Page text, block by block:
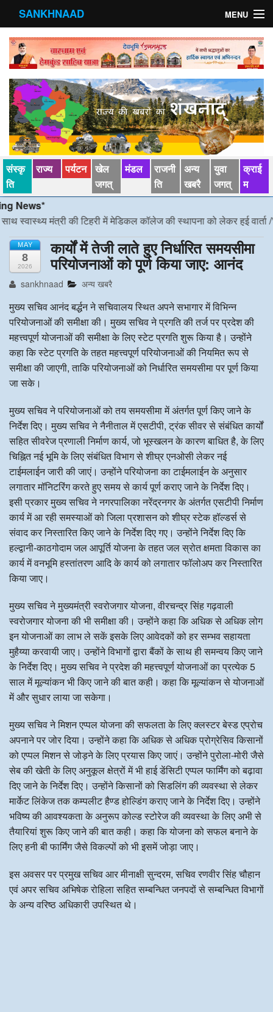
SANKHNAAD MENU
मुख्य पृष्ठ
राज्य
मंडल
संस्कृति
खेल जगत्
पर्यटन
पड़ोसी राज्य
स्वास्‍थ्य
देश विदेश
संस्कृ
ति
राज्य पर्यटन खेल
जगत्
मंडल
राजनी
ति
अन्य
खबरै
युवा
जगत्
क्राई
म
मंत्री की टिहरी में मेडिकल कॉलेज की स्थापना को लेकर हुई वार्ता/*/
MAY
8
2026
कार्यों में तेजी लाते हुए निर्धारित समयसीमा
परियोजनाओं को पूर्ण किया जाए: आनंद
sankhnaad अन्य खबरै
मुख्य सचिव आनंद बर्द्धन ने सचिवालय स्थित अपने सभागार में विभिन्न
परियोजनाओं की समीक्षा की। मुख्य सचिव ने प्रगति की तर्ज पर प्रदेश की
महत्त्वपूर्ण योजनाओं की समीक्षा के लिए स्टेट प्रगति शुरू किया है। उन्होंने
कहा कि स्टेट प्रगति के तहत महत्त्वपूर्ण परियोजनाओं की नियमित रूप से
समीक्षा की जाएगी, ताकि परियोजनाओं को निर्धारित समयसीमा पर पूर्ण किया
जा सके।
मुख्य सचिव ने परियोजनाओं को तय समयसीमा में अंतर्गत पूर्ण किए जाने के
निर्देश दिए। मुख्य सचिव ने नैनीताल में एसटीपी, ट्रंक सीवर से संबंधित कार्यों
सहित सीवरेज प्रणाली निर्माण कार्य, जो भूस्खलन के कारण बाधित है, के लिए
चिह्नित नई भूमि के लिए संबंधित विभाग से शीघ्र एनओसी लेकर नई
टाईमलाईन जारी की जाएं। उन्होंने परियोजना का टाईमलाईन के अनुसार
लगातार मॉनिटरिंग करते हुए समय से कार्य पूर्ण कराए जाने के निर्देश दिए।
इसी प्रकार मुख्य सचिव ने नगरपालिका नरेंद्रनगर के अंतर्गत एसटीपी निर्माण
कार्य में आ रही समस्याओं को जिला प्रशासन को शीघ्र स्टेक हॉल्डर्स से
संवाद कर निस्तारित किए जाने के निर्देश दिए गए। उन्होंने निर्देश दिए कि
हल्द्वानी-काठगोदाम जल आपूर्ति योजना के तहत जल स्रोत क्षमता विकास का
कार्य में वनभूमि हस्तांतरण आदि के कार्य को लगातार फॉलोअप कर निस्तारित
किया जाए।
मुख्य सचिव ने मुख्यमंत्री स्वरोजगार योजना, वीरचन्द्र सिंह गढ़वाली
स्वरोजगार योजना की भी समीक्षा की। उन्होंने कहा कि अधिक से अधिक लोग
इन योजनाओं का लाभ ले सकें इसके लिए आवेदकों को हर सम्भव सहायता
मुहैय्या करवायी जाए। उन्होंने विभागों द्वारा बैंकों के साथ ही समन्वय किए जाने
के निर्देश दिए। मुख्य सचिव ने प्रदेश की महत्त्वपूर्ण योजनाओं का प्रत्येक 5
साल में मूल्यांकन भी किए जाने की बात कही। कहा कि मूल्यांकन से योजनाओं
में और सुधार लाया जा सकेगा।
मुख्य सचिव ने मिशन एप्पल योजना की सफलता के लिए क्लस्टर बेस्ड एप्रोच
अपनाने पर जोर दिया। उन्होंने कहा कि अधिक से अधिक प्रोग्रेसिव किसानों
को एप्पल मिशन से जोड़ने के लिए प्रयास किए जाएं। उन्होंने पुरोला-मोरी जैसे
सेब की खेती के लिए अनुकूल क्षेत्रों में भी हाई डेंसिटी एप्पल फार्मिंग को बढ़ावा
दिए जाने के निर्देश दिए। उन्होंने किसानों को सिडलिंग की व्यवस्था से लेकर
मार्केट लिंकेज तक कम्पलीट हैण्ड होल्डिंग कराए जाने के निर्देश दिए। उन्होंने
भविष्य की आवश्यकता के अनुरूप कोल्ड स्टोरेज की व्यवस्था के लिए अभी से
तैयारियां शुरू किए जाने की बात कही। कहा कि योजना को सफल बनाने के
लिए हनी बी फार्मिंग जैसे विकल्पों को भी इसमें जोड़ा जाए।
इस अवसर पर प्रमुख सचिव आर मीनाक्षी सुन्दरम, सचिव रणवीर सिंह चौहान
एवं अपर सचिव अभिषेक रोहिला सहित सम्बन्धित जनपदों से सम्बन्धित विभागों
के अन्य वरिष्ठ अधिकारी उपस्थित थे।